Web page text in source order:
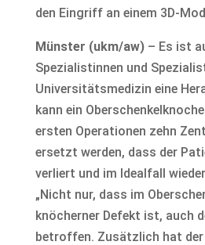
den Eingriff an einem 3D-
Münster (ukm/aw)– Es ist
Spezialistinnen und
Universitätsmedizin eine
kann ein
ersten Operationen zehn
ersetzt werden, dass der
verliert und im Idealfall
„Nicht nur, dass im
knöcherner Defekt ist, auch
betroffen. Zusätzlich hat der